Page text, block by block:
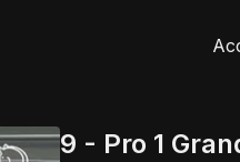
9 - Pro 1